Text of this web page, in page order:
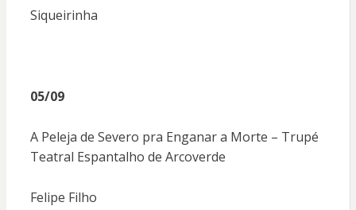
Siqueirinha
05/09
A Peleja de Severo pra Enganar a Morte – Trupé
Teatral Espantalho de Arcoverde
Felipe Filho